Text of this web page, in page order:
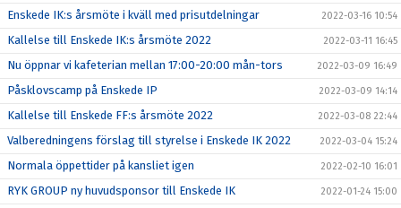
Enskede IK:s årsmöte i kväll med prisutdelningar 2022-03-16 10:54
Kallelse till Enskede IK:s årsmöte 2022 2022-03-11 16:45
Nu öppnar vi kafeterian mellan 17:00-20:00 mån-tors 2022-03-09 16:49
Påsklovscamp på Enskede IP 2022-03-09 14:14
Kallelse till Enskede FF:s årsmöte 2022 2022-03-08 22:44
Valberedningens förslag till styrelse i Enskede IK 2022 2022-03-04 15:24
Normala öppettider på kansliet igen 2022-02-10 16:01
RYK GROUP ny huvudsponsor till Enskede IK 2022-01-24 15:00